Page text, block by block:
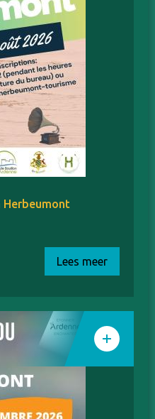
Herbeumont
Lees meer